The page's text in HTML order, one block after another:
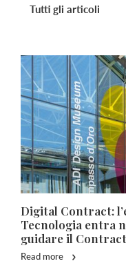
Tutti gli articoli
Digital Contract:
Tecnologia entra
guidare il
Read more